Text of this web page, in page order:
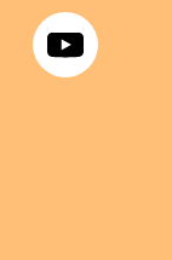
YouTube